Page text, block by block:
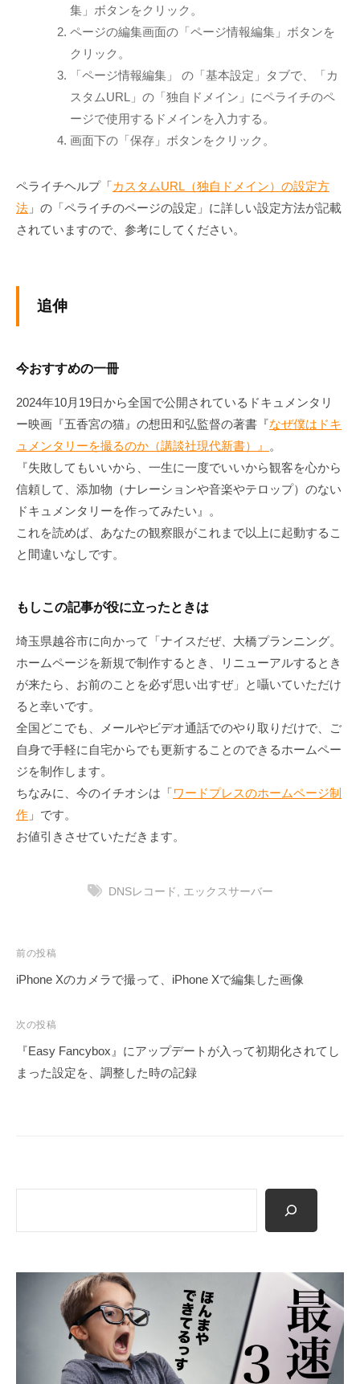
集」ボタンをクリック。
ページの編集画面の「ページ情報編集」ボタンを
クリック。
「ページ情報編集」 の「基本設定」タブで、「カ
スタムURL」の「独自ドメイン」にペライチのペ
ージで使用するドメインを入力する。
画面下の「保存」ボタンをクリック。
ペライチヘルプ「カスタムURL（独自ドメイン）の設定方
法 」の「ペライチのページの設定」に詳しい設定方法が記載
されていますので、参考にしてください。
追伸
今おすすめの一冊
2024年10月19日から全国で公開されているドキュメンタリ
ー映画『五香宮の猫』の想田和弘監督の著書『なぜ僕はドキ
ュメンタリーを撮るのか（講談社現代新書）』
。
『失敗してもいいから、一生に一度でいいから観客を心から
信頼して、添加物（ナレーションや音楽やテロップ）のない
ドキュメンタリーを作ってみたい』。
これを読めば、あなたの観察眼がこれまで以上に起動するこ
と間違いなしです。
もしこの記事が役に立ったときは
埼玉県越谷市に向かって「ナイスだぜ、大橋プランニング。
ホームページを新規で制作するとき、リニューアルするとき
が来たら、お前のことを必ず思い出すぜ」と囁いていただけ
ると幸いです。
全国どこでも、メールやビデオ通話でのやり取りだけで、ご
自身で手軽に自宅からでも更新することのできるホームペー
ジを制作します。
ちなみに、今のイチオシは「ワードプレスのホームページ制
作 」です。
お値引きさせていただきます。
DNSレコード エックスサーバー
投
稿
ビ
ゲ
ー
前の投稿
iPhone Xのカメラで撮って、iPhone Xで編集した画像
次の投稿
『Easy Fancybox』にアップデートが入って初期化されてし
まった設定を、調整した時の記録